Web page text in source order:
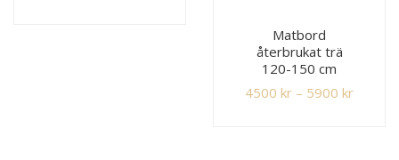
Matbord
återbrukat trä
120-150 cm
4500 kr – 5900 kr